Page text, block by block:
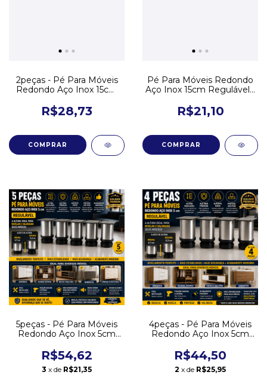
2peças - Pé Para Móveis
Redondo Aço Inox 15cm
R$28,73
Pé Para Móveis Redondo
Aço Inox 15cm Regulável -
R$21,10
5peças - Pé Para Móveis
Redondo Aço Inox 5cm
R$54,62
3 x de R$21,35
4peças - Pé Para Móveis
Redondo Aço Inox 5cm
R$44,50
2 x de R$25,95